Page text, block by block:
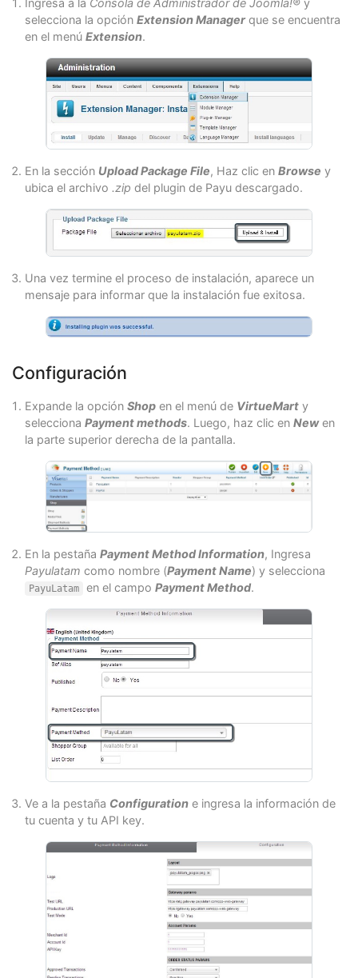
selecciona la opción Extension Manager que se encuentra
en el menú Extension.
En la sección Upload Package File, Haz clic en Browse y
ubica el archivo .zip del plugin de Payu descargado.
Una vez termine el proceso de instalación, aparece un
mensaje para informar que la instalación fue exitosa.
Configuración
Expande la opción Shop en el menú de VirtueMart y
selecciona Payment methods. Luego, haz clic en Newen
la parte superior derecha de la pantalla.
En la pestaña Payment Method Information, Ingresa
Payulatam como nombre (Payment Name) y selecciona
PayuLatam en el campo Payment Method.
Ve a la pestaña Configuration e ingresa la información de
tu cuenta y tu API key.